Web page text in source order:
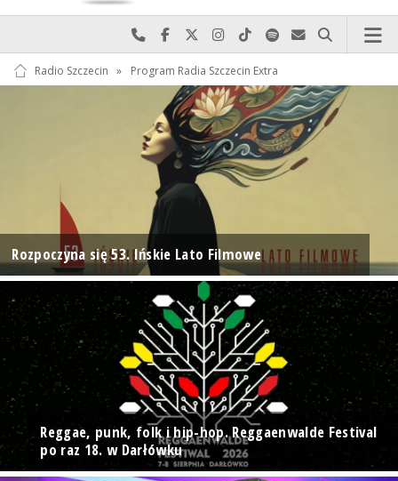
Najlepiej po prostu do nas zadzwoń
Odwiedź nas na Facebook-u
Odwiedź nas na X
Odwiedź nas na Instagram-ie
Odwiedź nas na TikTok-u
Szukaj nas na Spotify
Wyślij do nas
Szukaj
Radio Szczecin » Program Radia Szczecin Extra
Rozpoczyna się 53. Ińskie Lato Filmowe
Reggae, punk, folk i hip-hop. Reggaenwalde Festival
po raz 18. w Darłówku